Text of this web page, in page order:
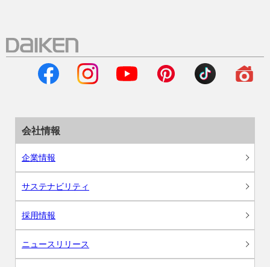
会社情報
企業情報
サステナビリティ
採用情報
ニュースリリース